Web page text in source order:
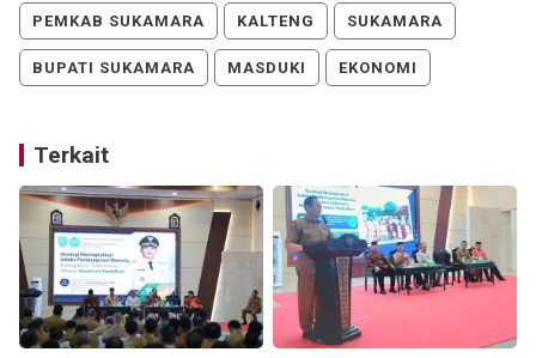
PEMKAB SUKAMARA KALTENG SUKAMARA
BUPATI SUKAMARA MASDUKI EKONOMI
Terkait